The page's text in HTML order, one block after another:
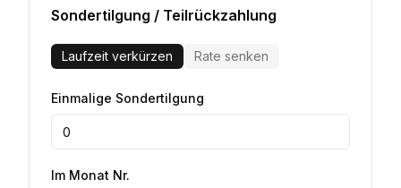
Sondertilgung / Teilrückzahlung
Laufzeit verkürzen Rate senken
Einmalige Sondertilgung
Im Monat Nr.